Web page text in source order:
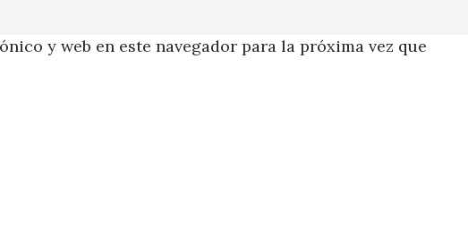
y web en este navegador para la próxima vez que